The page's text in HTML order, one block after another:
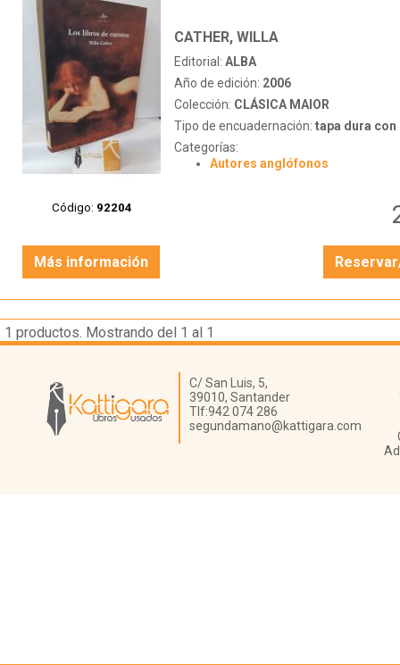
Código: 92204
CATHER, WILLA
Editorial: ALBA
Año de edición: 2006
Colección: CLÁSICA MAIOR
Tipo de encuadernación: tapa dura con
Categorías:
Autores anglófonos
Más información
1 productos. Mostrando del 1 al 1
Librería Kattigara
C/ San Luis, 5,
39010, Santander
Tlf:942 074 286
segundamano@kattigara.com